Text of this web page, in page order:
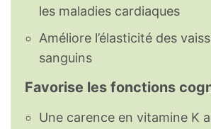
les maladies cardiaques
Améliore l’élasticité des
sanguins
Favorise les fonctions
Une carence en vitamine K